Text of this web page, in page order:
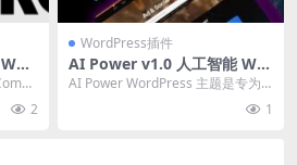
Pl
2
WordPress插件
AI Power v1.0 人工智能 Wor
dPress 主题下载
AI Power WordPress 主题是专为
1